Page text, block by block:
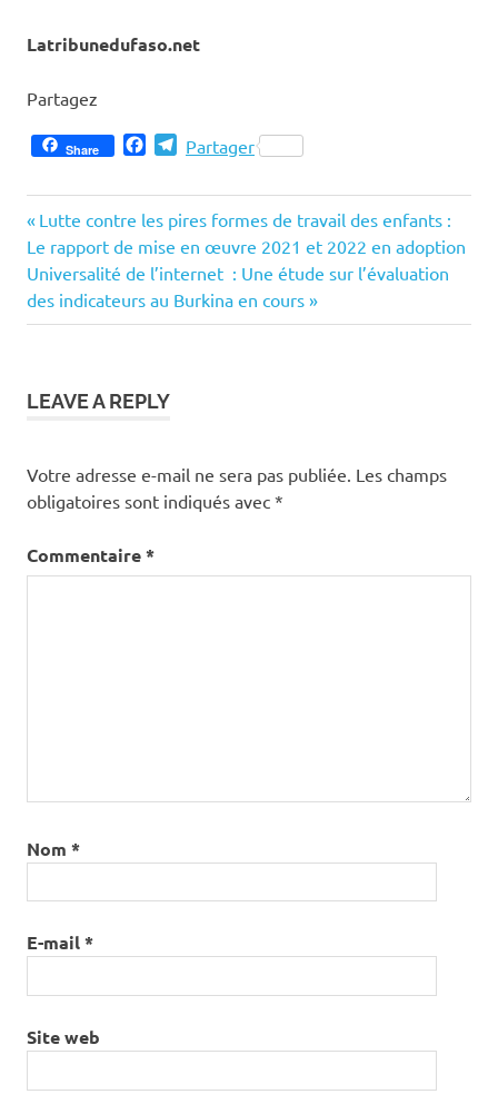
Latribunedufaso.net
Partagez
Share FacebookTelegram
Partager
Navigation
de
l’article
Previous
Post:
Lutte contre les pires formes de travail des enfants :
Le rapport de mise en œuvre 2021 et 2022 en adoption
Next
Post:
Universalité de l’internet : Une étude sur l’évaluation
des indicateurs au Burkina en cours
LEAVE A REPLY
Votre adresse e-mail ne sera pas publiée. Les champs
obligatoires sont indiqués avec *
Commentaire*
Nom *
E-mail*
Site web